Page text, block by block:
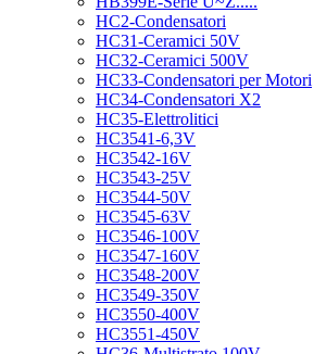
HC2-Condensatori
HC31-Ceramici 50V
HC32-Ceramici 500V
HC33-Condensatori per Motori
HC34-Condensatori X2
HC35-Elettrolitici
HC3541-6,3V
HC3542-16V
HC3543-25V
HC3544-50V
HC3545-63V
HC3546-100V
HC3547-160V
HC3548-200V
HC3549-350V
HC3550-400V
HC3551-450V